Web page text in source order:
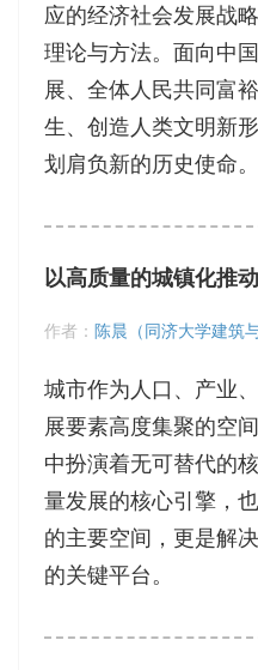
应的经济社会发展战
理论与方法。面向中
展、全体人民共同富
生、创造人类文明新
划肩负新的历史使命。
以高质量的城镇化推
作者： 陈晨（同济大学建筑
城市作为人口、产业
展要素高度集聚的空
中扮演着无可替代的
量发展的核心引擎，
的主要空间，更是解
的关键平台。